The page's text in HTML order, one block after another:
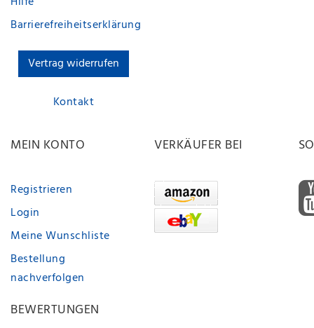
Barrierefreiheitserklärung
Vertrag widerrufen
Kontakt
MEIN KONTO
Registrieren
Login
Meine Wunschliste
Bestellung
nachverfolgen
VERKÄUFER BEI
BEWERTUNGEN